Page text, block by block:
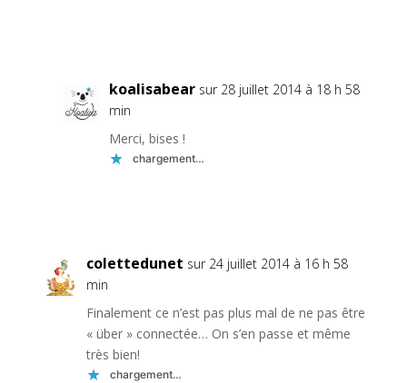
koalisabear sur 28 juillet 2014 à 18 h 58
min
Merci, bises !
chargement…
colettedunet sur 24 juillet 2014 à 16 h 58
min
Finalement ce n’est pas plus mal de ne pas être
« über » connectée… On s’en passe et même
très bien!
chargement…